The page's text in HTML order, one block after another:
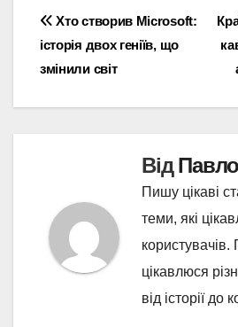
Навігація
записів
Хто створив Microsoft:
історія двох геніїв, що
змінили світ
Від
Пишу цікаві
теми, які
цікавлюся
від історії до